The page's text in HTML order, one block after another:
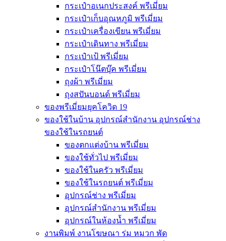
กระเป๋าอเนกประสงค์ พรีเมี่ยม
กระเป๋าเก็บอุณหภูมิ พรีเมี่ยม
กระเป๋าเครื่องเขียน พรีเมี่ยม
กระเป๋าเดินทาง พรีเมี่ยม
กระเป๋าเป้ พรีเมี่ยม
กระเป๋าโน๊ตบุ๊ค พรีเมี่ยม
ถุงผ้า พรีเมี่ยม
ถุงสปันบอนด์ พรีเมี่ยม
ของพรีเมี่ยมยุคโควิด 19
ของใช้ในบ้าน อุปกรณ์สำนักงาน อุปกรณ์ช่าง
ของใช้ในรถยนต์
ของตกแต่งบ้าน พรีเมี่ยม
ของใช้ทั่วไป พรีเมี่ยม
ของใช้ในครัว พรีเมี่ยม
ของใช้ในรถยนต์ พรีเมี่ยม
อุปกรณ์ช่าง พรีเมี่ยม
อุปกรณ์สำนักงาน พรีเมี่ยม
อุปกรณ์ในห้องน้ำ พรีเมี่ยม
งานพิมพ์ งานโฆษณา ร่ม หมวก พัด